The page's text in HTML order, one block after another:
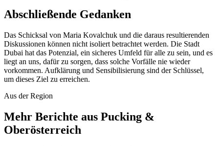
Abschließende Gedanken
Das Schicksal von Maria Kovalchuk und die daraus resultierenden
Diskussionen können nicht isoliert betrachtet werden. Die Stadt
Dubai hat das Potenzial, ein sicheres Umfeld für alle zu sein, und es
liegt an uns, dafür zu sorgen, dass solche Vorfälle nie wieder
vorkommen. Aufklärung und Sensibilisierung sind der Schlüssel,
um dieses Ziel zu erreichen.
Aus der Region
Mehr Berichte aus Pucking &
Oberösterreich